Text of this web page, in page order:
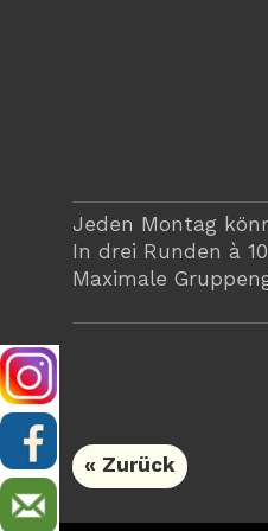
Jeden Montag
In drei Runden à
Maximale
« Zurück